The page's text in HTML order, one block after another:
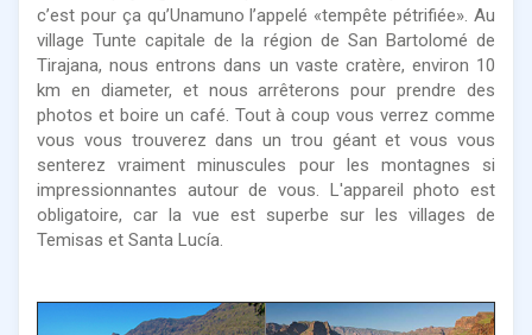
c’est pour ça qu’Unamuno l’appelé «tempête pétrifiée». Au
village Tunte capitale de la région de San Bartolomé de
Tirajana, nous entrons dans un vaste cratère, environ 10
km en diameter, et nous arrêterons pour prendre des
photos et boire un café. Tout à coup vous verrez comme
vous vous trouverez dans un trou géant et vous vous
senterez vraiment minuscules pour les montagnes si
impressionnantes autour de vous. L'appareil photo est
obligatoire, car la vue est superbe sur les villages de
Temisas et Santa Lucía.